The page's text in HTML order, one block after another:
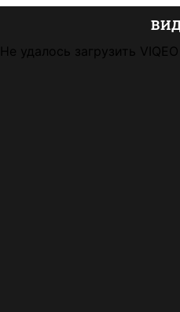
Не удалось загрузить VIQEO